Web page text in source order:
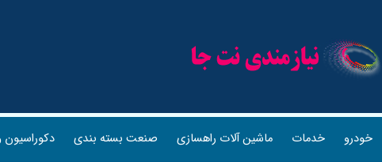
خودرو خدمات ماشین آلات راهسازی صنعت بسته بندی